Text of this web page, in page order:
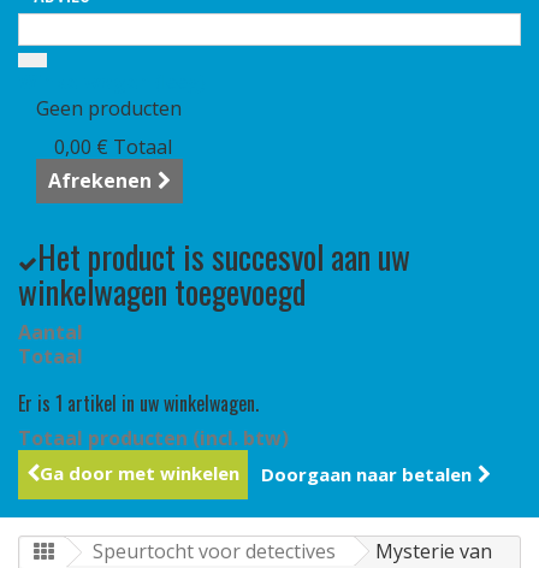
Geen producten
0,00 € Totaal
Afrekenen
Het product is succesvol aan uw
winkelwagen toegevoegd
Aantal
Totaal
Er is 1 artikel in uw winkelwagen.
Totaal producten (incl. btw)
Ga door met winkelen Doorgaan naar betalen
Speurtocht voor detectives
Mysterie van